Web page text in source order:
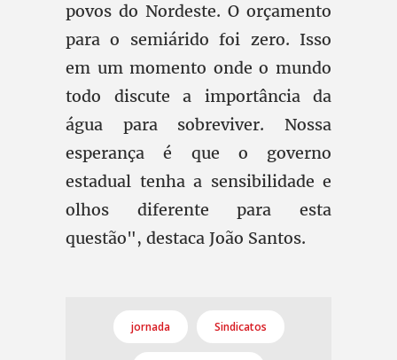
povos do Nordeste. O orçamento
para o semiárido foi zero. Isso
em um momento onde o mundo
todo discute a importância da
água para sobreviver. Nossa
esperança é que o governo
estadual tenha a sensibilidade e
olhos diferente para esta
questão", destaca João Santos.
jornada Sindicatos